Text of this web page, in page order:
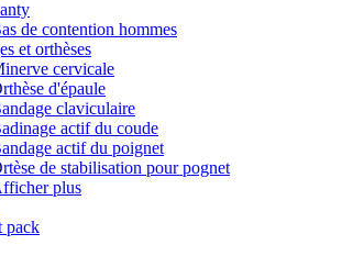
de contention hommes
et orthèses
cervicale
d'épaule
claviculaire
actif du coude
actif du poignet
de stabilisation pour pognet
plus
pack